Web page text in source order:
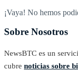
¡Vaya! No hemos
Sobre Nosotros
NewsBTC es un
cubre noticias sobre